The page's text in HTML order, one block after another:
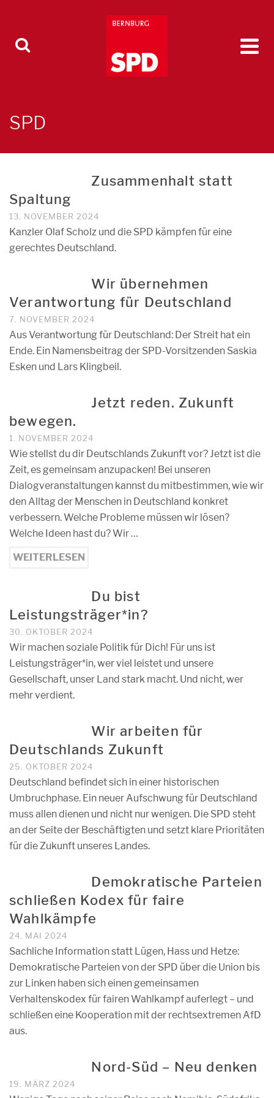
SPD
Zusammenhalt statt
Spaltung
13. NOVEMBER 2024
Kanzler Olaf Scholz und die SPD kämpfen für eine
gerechtes Deutschland.
Wir übernehmen
Verantwortung für Deutschland
7. NOVEMBER 2024
Aus Verantwortung für Deutschland: Der Streit hat ein
Ende. Ein Namensbeitrag der SPD-Vorsitzenden Saskia
Esken und Lars Klingbeil.
Jetzt reden. Zukunft
bewegen.
1. NOVEMBER 2024
Wie stellst du dir Deutschlands Zukunft vor? Jetzt ist die
Zeit, es gemeinsam anzupacken! Bei unseren
Dialogveranstaltungen kannst du mitbestimmen, wie wir
den Alltag der Menschen in Deutschland konkret
verbessern. Welche Probleme müssen wir lösen?
Welche Ideen hast du? Wir …
WEITERLESEN
Du bist
Leistungsträger*in?
30. OKTOBER 2024
Wir machen soziale Politik für Dich! Für uns ist
Leistungsträger*in, wer viel leistet und unsere
Gesellschaft, unser Land stark macht. Und nicht, wer
mehr verdient.
Wir arbeiten für
Deutschlands Zukunft
25. OKTOBER 2024
Deutschland befindet sich in einer historischen
Umbruchphase. Ein neuer Aufschwung für Deutschland
muss allen dienen und nicht nur wenigen. Die SPD steht
an der Seite der Beschäftigten und setzt klare Prioritäten
für die Zukunft unseres Landes.
Demokratische Parteien
schließen Kodex für faire
Wahlkämpfe
24. MAI 2024
Sachliche Information statt Lügen, Hass und Hetze:
Demokratische Parteien von der SPD über die Union bis
zur Linken haben sich einen gemeinsamen
Verhaltenskodex für fairen Wahlkampf auferlegt – und
schließen eine Kooperation mit der rechtsextremen AfD
aus.
Nord-Süd – Neu denken
19. MÄRZ 2024